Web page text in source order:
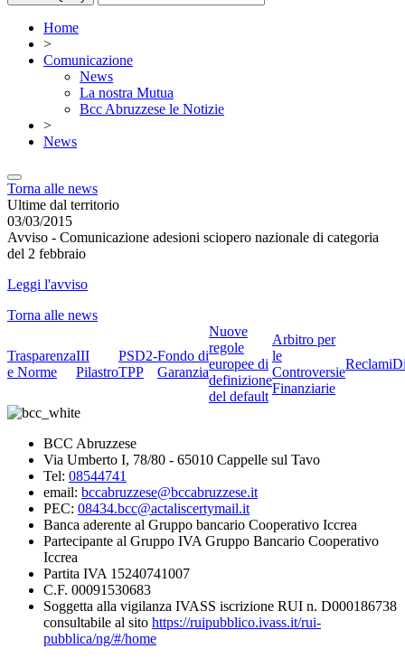
Home
>
Comunicazione
News
La nostra Mutua
Bcc Abruzzese le Notizie
>
News
Torna alle news
Ultime dal territorio
03/03/2015
Avviso - Comunicazione adesioni sciopero nazionale di categoria
del 2 febbraio
Leggi l'avviso
Torna alle news
Trasparenza
e Norme
III
Pilastro
PSD2-
TPP
Fondo di
Garanzia
Nuove
regole
europee di
definizione
del default
Arbitro per
le
Controversie
Finanziarie
Reclami
BCC Abruzzese
Via Umberto I, 78/80 - 65010 Cappelle sul Tavo
Tel: 08544741
email: bccabruzzese@bccabruzzese.it
PEC: 08434.bcc@actaliscertymail.it
Banca aderente al Gruppo bancario Cooperativo Iccrea
Partecipante al Gruppo IVA Gruppo Bancario Cooperativo
Iccrea
Partita IVA 15240741007
C.F. 00091530683
Soggetta alla vigilanza IVASS iscrizione RUI n. D000186738
consultabile al sito https://ruipubblico.ivass.it/rui-
pubblica/ng/#/home